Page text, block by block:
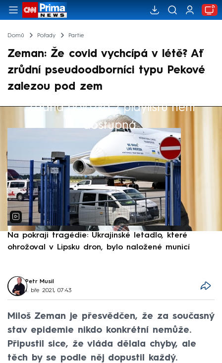
Domů Pořady Partie
Zeman: Že covid vychcípá v létě? Ať
zrůdní pseudoodborníci typu Pekové
zalezou pod zem
Žádná položka z playlistu není
dostupná.
Výběr redakce
Na pokraji tragédie: Ukrajinské letadlo, které
ohrožoval v Lipsku dron, bylo naložené municí
Petr Musil
1. bře 2021, 07:43
Miloš Zeman je přesvědčen, že za současný
stav epidemie nikdo konkrétní nemůže.
Připustil sice, že vláda dělala chyby, ale
těch by se podle něj dopustil každý.